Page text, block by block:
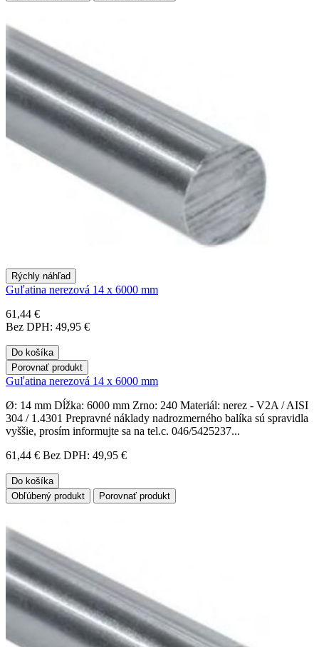
Rýchly náhľad
Guľatina nerezová 14 x 6000 mm
61,44 €
Bez DPH: 49,95 €
Do košíka
Porovnať produkt
Guľatina nerezová 14 x 6000 mm
Ø: 14 mm Dĺžka: 6000 mm Zrno: 240 Materiál: nerez - V2A / AISI
304 / 1.4301 Prepravné náklady nadrozmerného balíka sú spravidla
vyššie, prosím informujte sa na tel.c. 046/5425237...
61,44 € Bez DPH: 49,95 €
Do košíka
Obľúbený produkt
Porovnať produkt